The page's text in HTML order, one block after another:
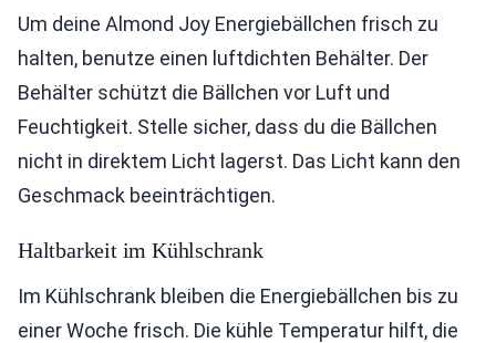
Um deine Almond Joy Energiebällchen frisch zu
halten, benutze einen luftdichten Behälter. Der
Behälter schützt die Bällchen vor Luft und
Feuchtigkeit. Stelle sicher, dass du die Bällchen
nicht in direktem Licht lagerst. Das Licht kann den
Geschmack beeinträchtigen.
Haltbarkeit im Kühlschrank
Im Kühlschrank bleiben die Energiebällchen bis zu
einer Woche frisch. Die kühle Temperatur hilft, die